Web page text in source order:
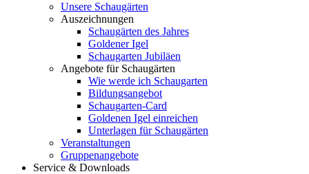
Unsere Schaugärten
Auszeichnungen
Schaugärten des Jahres
Goldener Igel
Schaugarten Jubiläen
Angebote für Schaugärten
Wie werde ich Schaugarten
Bildungsangebot
Schaugarten-Card
Goldenen Igel einreichen
Unterlagen für Schaugärten
Veranstaltungen
Gruppenangebote
Service & Downloads